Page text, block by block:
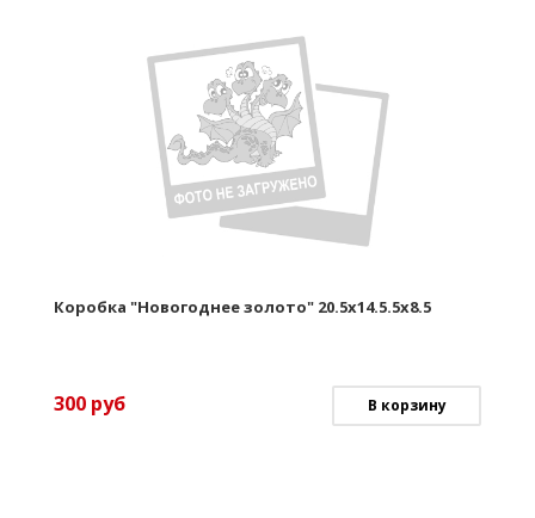
Коробка "Новогоднее золото" 20.5х14.5.5х8.5
300 руб В корзину